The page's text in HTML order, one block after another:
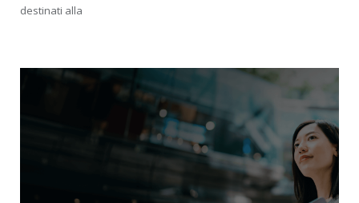
destinati alla